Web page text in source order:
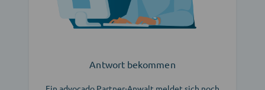
Antwort bekommen